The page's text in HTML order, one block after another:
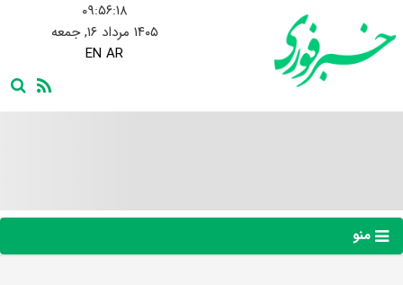
۰۹:۵۶:۱۸
۱۴۰۵ مرداد ۱۶, جمعه
EN AR
منو